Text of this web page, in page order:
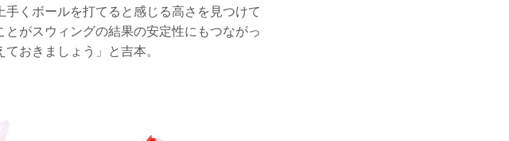
くボールを打てると感じる高さを見つけて
がスウィングの結果の安定性にもつながっ
おきましょう」と吉本。